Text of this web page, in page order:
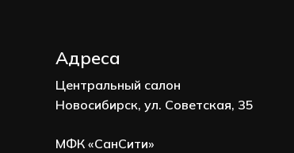
Адреса
Центральный салон
Новосибирск, ул. Советская, 35
МФК «СанСити»